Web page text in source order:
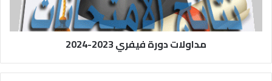
مداولات دورة فيفري 2023-2024